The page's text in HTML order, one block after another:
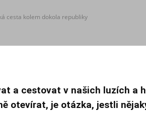
cesta kolem dokola republiky
a cestovat v našich luzích a
otevírat, je otázka, jestli